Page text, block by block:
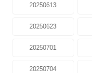
20250613
20250623
20250701
20250704